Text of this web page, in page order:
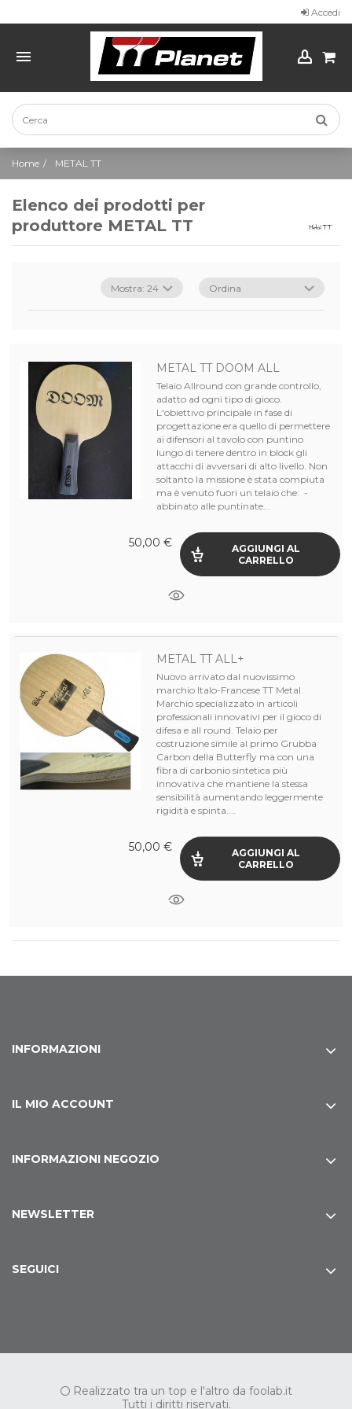
Accedi
Home METAL TT
Elenco dei prodotti per
produttore METAL TT
METAL TT DOOM ALL
Telaio Allround con grande controllo,
adatto ad ogni tipo di gioco.
L'obiettivo principale in fase di
progettazione era quello di permettere
ai difensori al tavolo con puntino
lungo di tenere dentro in block gli
attacchi di avversari di alto livello. Non
soltanto la missione è stata compiuta
ma è venuto fuori un telaio che: -
abbinato alle puntinate...
50,00 €
AGGIUNGI AL
CARRELLO
METAL TT ALL+
Nuovo arrivato dal nuovissimo
marchio Italo-Francese TT Metal.
Marchio specializzato in articoli
professionali innovativi per il gioco di
difesa e all round. Telaio per
costruzione simile al primo Grubba
Carbon della Butterfly ma con una
fibra di carbonio sintetica più
innovativa che mantiene la stessa
sensibilità aumentando leggermente
rigidità e spinta....
50,00 €
AGGIUNGI AL
CARRELLO
INFORMAZIONI
IL MIO ACCOUNT
INFORMAZIONI NEGOZIO
NEWSLETTER
SEGUICI
Realizzato tra un top e l'altro da foolab.it
Tutti i diritti riservati.